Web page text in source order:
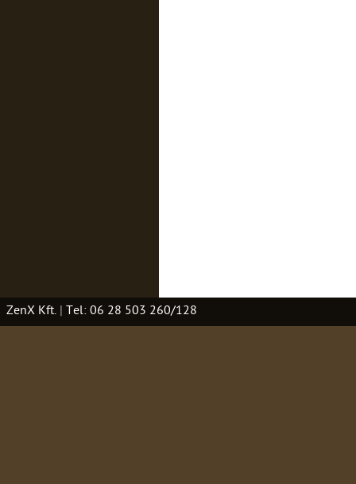
ZenX Kft. Tel: 06 28 503 260/128